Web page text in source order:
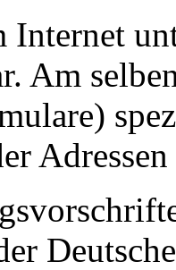
Internet
Am